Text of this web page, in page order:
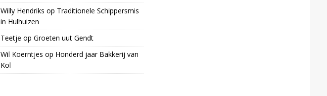
Willy Hendriks op Traditionele Schippersmis
in Hulhuizen
Teetje op Groeten uut Gendt
Wil Koerntjes op Honderd jaar Bakkerij van
Kol